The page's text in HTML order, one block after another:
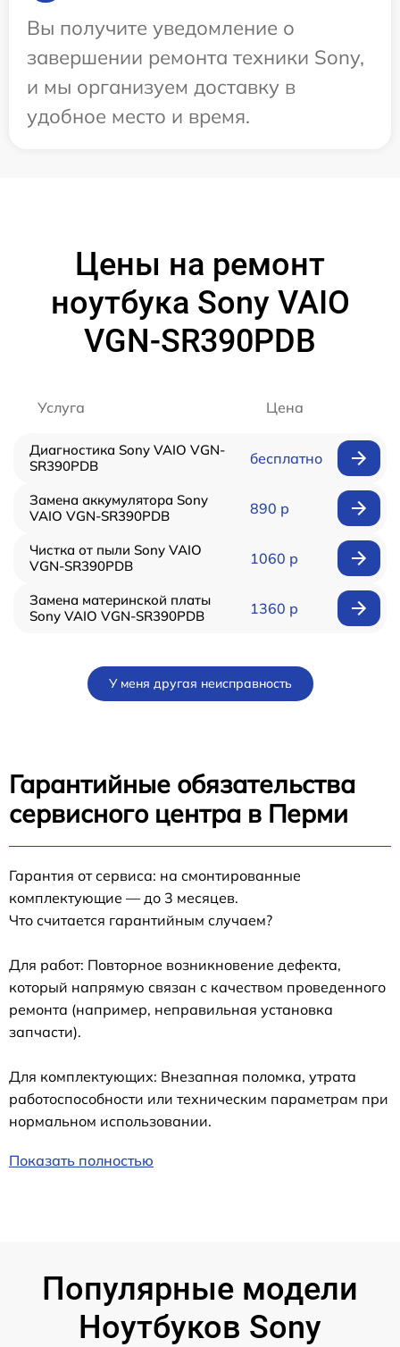
Вы получите уведомление о
завершении ремонта техники Sony,
и мы организуем доставку в
удобное место и время.
Цены на ремонт
ноутбука Sony VAIO
VGN-SR390PDB
Услуга Цена
Диагностика Sony VAIO VGN-
SR390PDB
бесплатно
Замена аккумулятора Sony
VAIO VGN-SR390PDB
890 р
Чистка от пыли Sony VAIO
VGN-SR390PDB
1060 р
Замена материнской платы
Sony VAIO VGN-SR390PDB
1360 р
У меня другая неисправность
Гарантийные обязательства
сервисного центра в Перми
Гарантия от сервиса: на смонтированные
комплектующие — до 3 месяцев.
Что считается гарантийным случаем?
Для работ: Повторное возникновение дефекта,
который напрямую связан с качеством проведенного
ремонта (например, неправильная установка
запчасти).
Для комплектующих: Внезапная поломка, утрата
работоспособности или техническим параметрам при
нормальном использовании.
Показать полностью
Популярные модели
Ноутбуков Sony